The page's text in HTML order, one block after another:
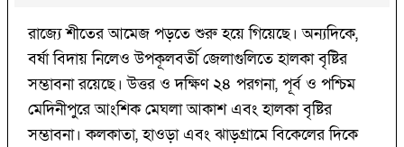
রাজ্যে শীতের আমেজ পড়তে শুরু হয়ে গিয়েছে। অন্যদিকে,
বর্ষা বিদায় নিলেও উপকূলবর্তী জেলাগুলিতে হালকা বৃষ্টির
সম্ভাবনা রয়েছে। উত্তর ও দক্ষিণ ২৪ পরগনা, পূর্ব ও পশ্চিম
মেদিনীপুরে আংশিক মেঘলা আকাশ এবং হালকা বৃষ্টির
সম্ভাবনা। কলকাতা, হাওড়া এবং ঝাড়গ্রামে বিকেলের দিকে